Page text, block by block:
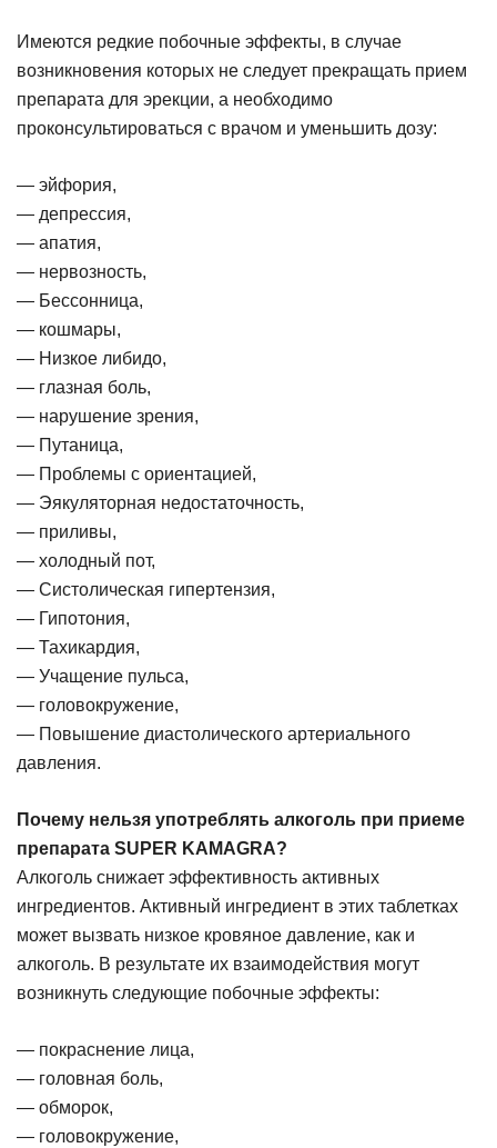
Имеются редкие побочные эффекты, в случае
возникновения которых не следует прекращать прием
препарата для эрекции, а необходимо
проконсультироваться с врачом и уменьшить дозу:
— эйфория,
— депрессия,
— апатия,
— нервозность,
— Бессонница,
— кошмары,
— Низкое либидо,
— глазная боль,
— нарушение зрения,
— Путаница,
— Проблемы с ориентацией,
— Эякуляторная недостаточность,
— приливы,
— холодный пот,
— Систолическая гипертензия,
— Гипотония,
— Тахикардия,
— Учащение пульса,
— головокружение,
— Повышение диастолического артериального
давления.
Почему нельзя употреблять алкоголь при приеме
препарата SUPER KAMAGRA?
Алкоголь снижает эффективность активных
ингредиентов. Активный ингредиент в этих таблетках
может вызвать низкое кровяное давление, как и
алкоголь. В результате их взаимодействия могут
возникнуть следующие побочные эффекты:
— покраснение лица,
— головная боль,
— обморок,
— головокружение,